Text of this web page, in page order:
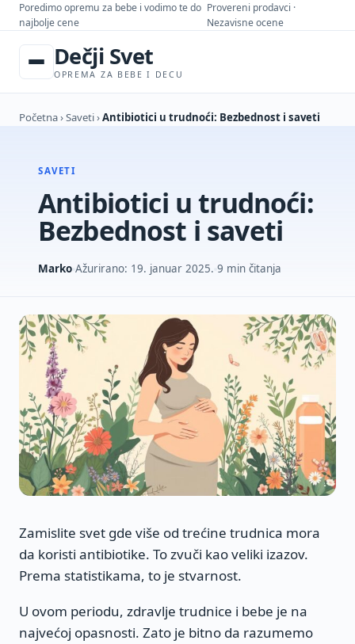
Poredimo opremu za bebe i vodimo te do
najbolje cene
Provereni prodavci ·
Nezavisne ocene
Dečji Svet
OPREMA ZA BEBE I DECU
Početna›Saveti›Antibiotici u trudnoći: Bezbednost i saveti
SAVETI
Antibiotici u trudnoći:
Bezbednost i saveti
Marko Ažurirano: 19. januar 2025. 9 min čitanja
Zamislite svet gde više od trećine trudnica mora
da koristi antibiotike. To zvuči kao veliki izazov.
Prema statistikama, to je stvarnost.
U ovom periodu, zdravlje trudnice i bebe je na
najvećoj opasnosti. Zato je bitno da razumemo